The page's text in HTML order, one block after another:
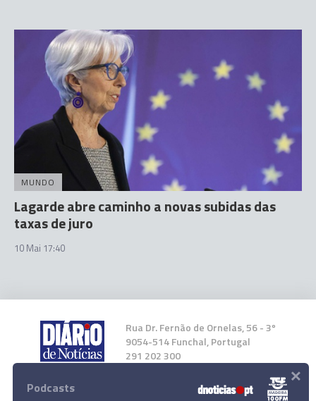
MUNDO
Lagarde abre caminho a novas subidas das
taxas de juro
10 Mai 17:40
Rua Dr. Fernão de Ornelas, 56 - 3º
9054-514 Funchal, Portugal
291 202 300
Instale a nossa App
Podcasts ×